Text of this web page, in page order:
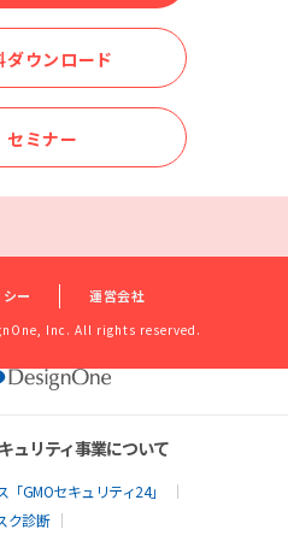
ダウンロード
セミナー
ー 運営会社
Inc. All rights reserved.
ュリティ事業について
GMOセキュリティ24」
ク診断